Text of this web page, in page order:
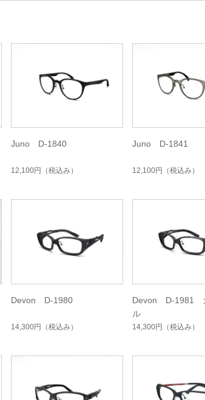
Juno D-1840
12,100円 （税込み）
Juno D-1841
12,100円 （税込み）
Devon D-1980
14,300円 （税込み）
Devon D-1981
ル
14,300円 （税込み）